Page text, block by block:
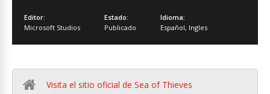
Editor:
Microsoft Studios
Estado:
Publicado
Idioma:
Español, Ingles
Visita el sitio oficial de Sea of Thieves